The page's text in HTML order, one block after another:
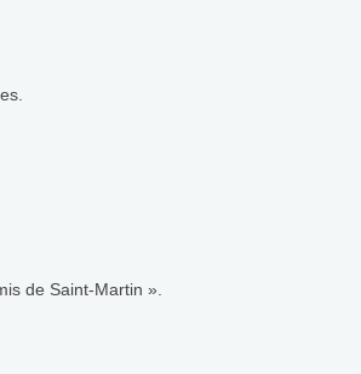
de Saint-Martin ».